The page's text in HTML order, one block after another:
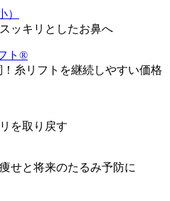
）
ッキリとしたお鼻へ
ト®
糸リフトを継続しやすい価格
を取り戻す
せと将来のたるみ予防に